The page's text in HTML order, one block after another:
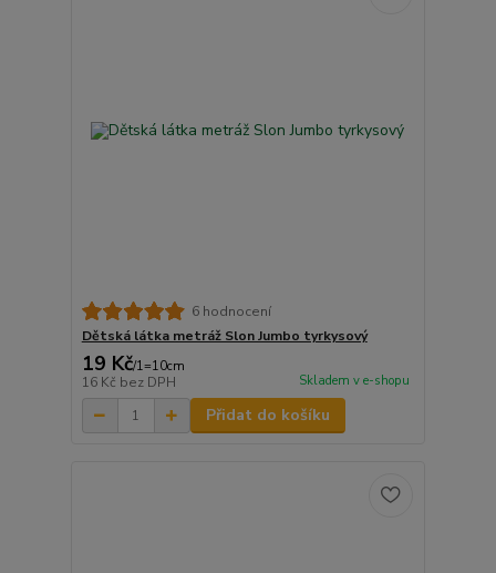
6 hodnocení
Dětská látka metráž Slon Jumbo tyrkysový
19 Kč/1=10cm
16 Kč bez DPH Skladem v e-shopu
Přidat do košíku